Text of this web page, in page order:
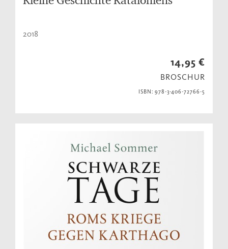
2018
14,95 €
BROSCHUR
ISBN: 978-3-406-72766-5